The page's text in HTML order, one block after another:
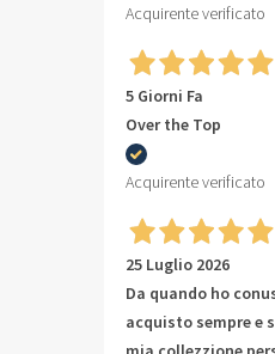
Acquirente verificato
5 Giorni Fa
Over the Top
Acquirente verificato
25 Luglio 2026
Da quando ho
acquisto sempre e